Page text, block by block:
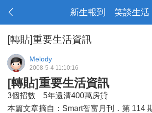
新生報到 笑談生活
[轉貼]重要生活資訊
Melody
2008-5-4 11:10:16
[轉貼]重要生活資訊
3個招數 5年還清400萬房貸
本篇文章摘自：Smart智富月刊．第 114